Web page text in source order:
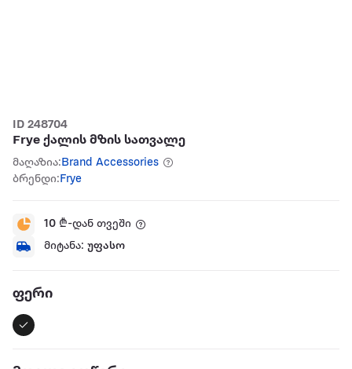
ID 248704
Frye ქალის მზის სათვალე
მაღაზია: Brand Accessories
ბრენდი: Frye
10 ₾-დან თვეში
მიტანა: უფასო
ფერი